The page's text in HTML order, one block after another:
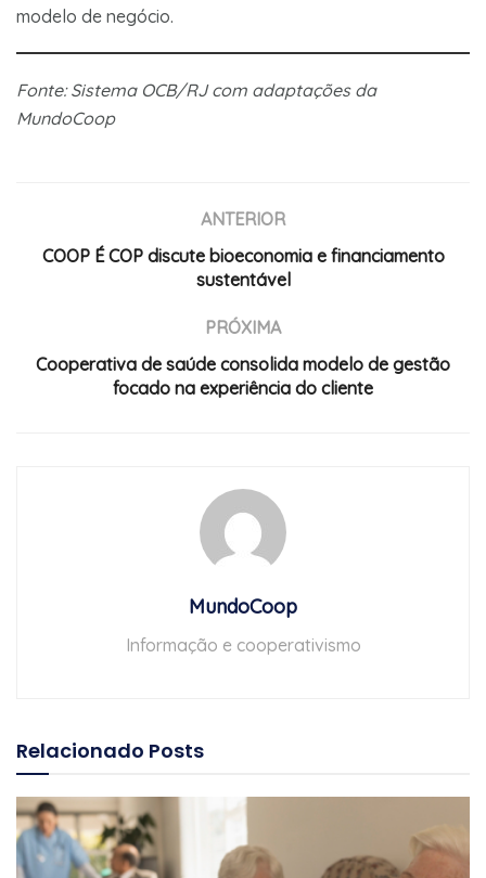
modelo de negócio.
Fonte: Sistema OCB/RJ com adaptações da
MundoCoop
ANTERIOR
COOP É COP discute bioeconomia e financiamento
sustentável
PRÓXIMA
Cooperativa de saúde consolida modelo de gestão
focado na experiência do cliente
MundoCoop
Informação e cooperativismo
Relacionado Posts